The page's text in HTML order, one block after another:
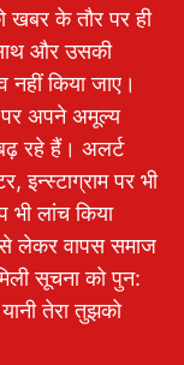
खबर के तौर पर ही
और उसकी
किया जाए।
पर अपने अमूल्य
रहे हैं। अलर्ट
इन्स्टाग्राम पर भी
भी लांच किया
लेकर वापस समाज
सूचना को पुन:
तेरा तुझको